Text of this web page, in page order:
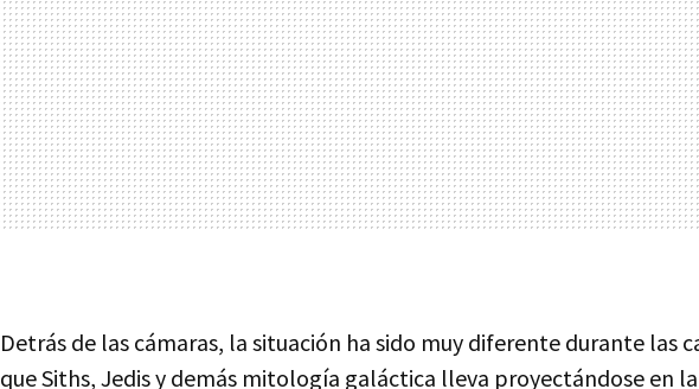
Detrás de las cámaras, la situación ha sido muy diferente durante las
que Siths, Jedis y demás mitología galáctica lleva proyectándose en